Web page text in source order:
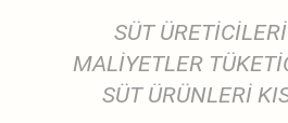
SÜT
MALİYETLER
SÜT ÜRÜNLERİ